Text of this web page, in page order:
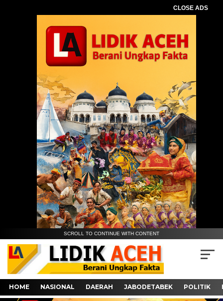
CLOSE ADS
SCROLL TO CONTINUE WITH CONTENT
HOME NASIONAL DAERAH JABODETABEK POLITIK